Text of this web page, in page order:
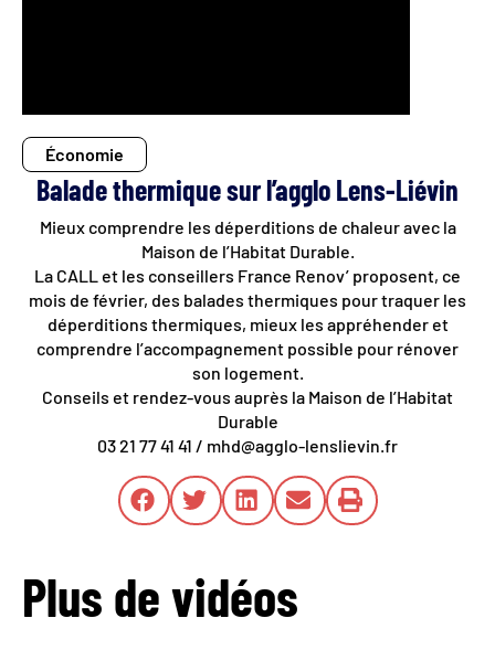
Économie
Balade thermique sur l’agglo Lens-Liévin
Mieux comprendre les déperditions de chaleur avec la
Maison de l’Habitat Durable.
La CALL et les conseillers France Renov’ proposent, ce
mois de février, des balades thermiques pour traquer les
déperditions thermiques, mieux les appréhender et
comprendre l’accompagnement possible pour rénover
son logement.
Conseils et rendez-vous auprès la Maison de l’Habitat
Durable
03 21 77 41 41 / mhd@agglo-lenslievin.fr
Plus de vidéos